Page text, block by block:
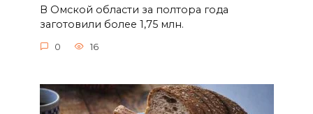
В Омской области за полтора года
заготовили более 1,75 млн.
0 16